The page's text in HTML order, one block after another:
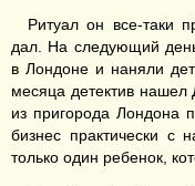
Ритуал он все-таки
дал. На следующий
в Лондоне и наняли
месяца детектив
из пригорода Лондона
бизнес практически с
только один ребенок,